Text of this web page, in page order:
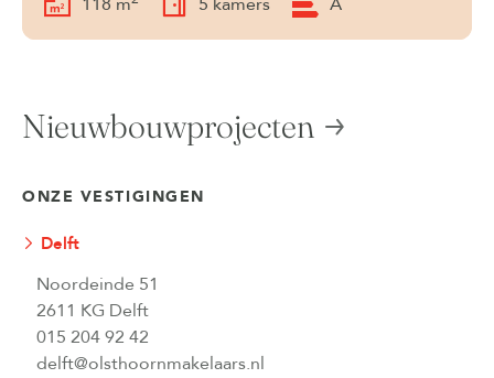
Nieuwbouwprojecten
ONZE VESTIGINGEN
Delft
Noordeinde 51
2611 KG Delft
015 204 92 42
delft@olsthoornmakelaars.nl